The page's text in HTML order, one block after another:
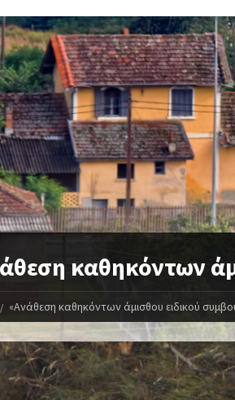
καθηκόντων
«Ανάθεση καθηκόντων άμισθου ειδικού